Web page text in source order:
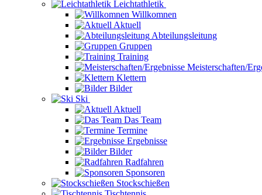
Leichtathletik
Willkomnen
Aktuell
Abteilungsleitung
Gruppen
Training
Meisterschaften/
Klettern
Bilder
Ski
Aktuell
Das Team
Termine
Ergebnisse
Bilder
Radfahren
Sponsoren
Stockschießen